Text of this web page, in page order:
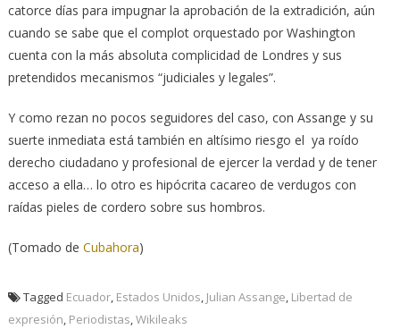
catorce días para impugnar la aprobación de la extradición, aún
cuando se sabe que el complot orquestado por Washington
cuenta con la más absoluta complicidad de Londres y sus
pretendidos mecanismos “judiciales y legales”.
Y como rezan no pocos seguidores del caso, con Assange y su
suerte inmediata está también en altísimo riesgo el ya roído
derecho ciudadano y profesional de ejercer la verdad y de tener
acceso a ella… lo otro es hipócrita cacareo de verdugos con
raídas pieles de cordero sobre sus hombros.
(Tomado de Cubahora)
Tagged Ecuador, Estados Unidos Julian Assange Libertad de
expresión Periodistas Wikileaks